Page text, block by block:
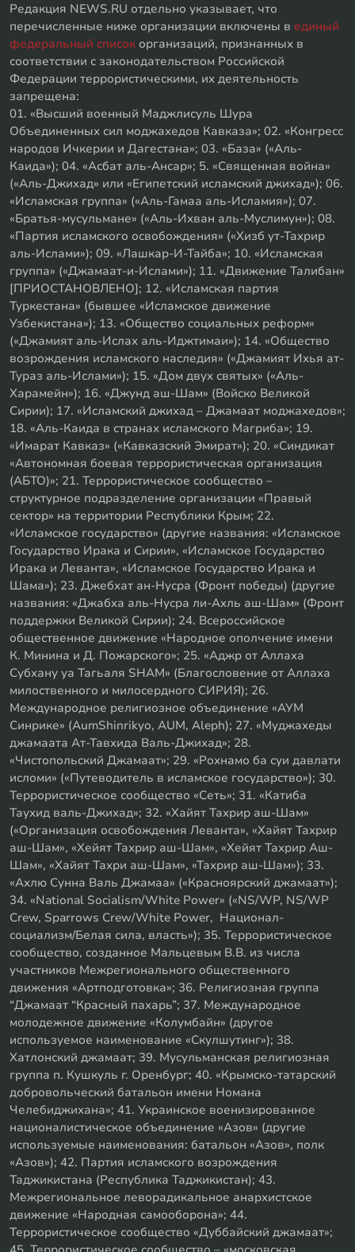
Редакция NEWS.RU отдельно указывает, что
перечисленные ниже организации включены в единый
федеральный список организаций, признанных в
соответствии с законодательством Российской
Федерации террористическими, их деятельность
запрещена:
01. «Высший военный Маджлисуль Шура
Объединенных сил моджахедов Кавказа»; 02. «Конгресс
народов Ичкерии и Дагестана»; 03. «База» («Аль-
Каида»); 04. «Асбат аль-Ансар»; 5. «Священная война»
(«Аль-Джихад» или «Египетский исламский джихад»); 06.
«Исламская группа» («Аль-Гамаа аль-Исламия»); 07.
«Братья-мусульмане» («Аль-Ихван аль-Муслимун»); 08.
«Партия исламского освобождения» («Хизб ут-Тахрир
аль-Ислами»); 09. «Лашкар-И-Тайба»; 10. «Исламская
группа» («Джамаат-и-Ислами»); 11. «Движение Талибан»
[ПРИОСТАНОВЛЕНО]; 12. «Исламская партия
Туркестана» (бывшее «Исламское движение
Узбекистана»); 13. «Общество социальных реформ»
(«Джамият аль-Ислах аль-Иджтимаи»); 14. «Общество
возрождения исламского наследия» («Джамият Ихья ат-
Тураз аль-Ислами»); 15. «Дом двух святых» («Аль-
Харамейн»); 16. «Джунд аш-Шам» (Войско Великой
Сирии); 17. «Исламский джихад – Джамаат моджахедов»;
18. «Аль-Каида в странах исламского Магриба»; 19.
«Имарат Кавказ» («Кавказский Эмират»); 20. «Синдикат
«Автономная боевая террористическая организация
(АБТО)»; 21. Террористическое сообщество –
структурное подразделение организации «Правый
сектор» на территории Республики Крым; 22.
«Исламское государство» (другие названия: «Исламское
Государство Ирака и Сирии», «Исламское Государство
Ирака и Леванта», «Исламское Государство Ирака и
Шама»); 23. Джебхат ан-Нусра (Фронт победы) (другие
названия: «Джабха аль-Нусра ли-Ахль аш-Шам» (Фронт
поддержки Великой Сирии); 24. Всероссийское
общественное движение «Народное ополчение имени
К. Минина и Д. Пожарского»; 25. «Аджр от Аллаха
Субхану уа Тагьаля SHAM» (Благословение от Аллаха
милоственного и милосердного СИРИЯ); 26.
Международное религиозное объединение «АУМ
Синрике» (AumShinrikyo, AUM, Aleph); 27. «Муджахеды
джамаата Ат-Тавхида Валь-Джихад»; 28.
«Чистопольский Джамаат»; 29. «Рохнамо ба суи давлати
исломи» («Путеводитель в исламское государство»); 30.
Террористическое сообщество «Сеть»; 31. «Катиба
Таухид валь-Джихад»; 32. «Хайят Тахрир аш-Шам»
(«Организация освобождения Леванта», «Хайят Тахрир
аш-Шам», «Хейят Тахрир аш-Шам», «Хейят Тахрир Аш-
Шам», «Хайят Тахри аш-Шам», «Тахрир аш-Шам»); 33.
«Ахлю Сунна Валь Джамаа» («Красноярский джамаат»);
34. «National Socialism/White Power» («NS/WP, NS/WP
Crew, Sparrows Crew/White Power, Национал-
социализм/Белая сила, власть»); 35. Террористическое
сообщество, созданное Мальцевым В.В. из числа
участников Межрегионального общественного
движения «Артподготовка»; 36. Религиозная группа
“Джамаат “Красный пахарь”; 37. Международное
молодежное движение «Колумбайн» (другое
используемое наименование «Скулшутинг»); 38.
Хатлонский джамаат; 39. Мусульманская религиозная
группа п. Кушкуль г. Оренбург; 40. «Крымско-татарский
добровольческий батальон имени Номана
Челебиджихана»; 41. Украинское военизированное
националистическое объединение «Азов» (другие
используемые наименования: батальон «Азов», полк
«Азов»); 42. Партия исламского возрождения
Таджикистана (Республика Таджикистан); 43.
Межрегиональное леворадикальное анархистское
движение «Народная самооборона»; 44.
Террористическое сообщество «Дуббайский джамаат»;